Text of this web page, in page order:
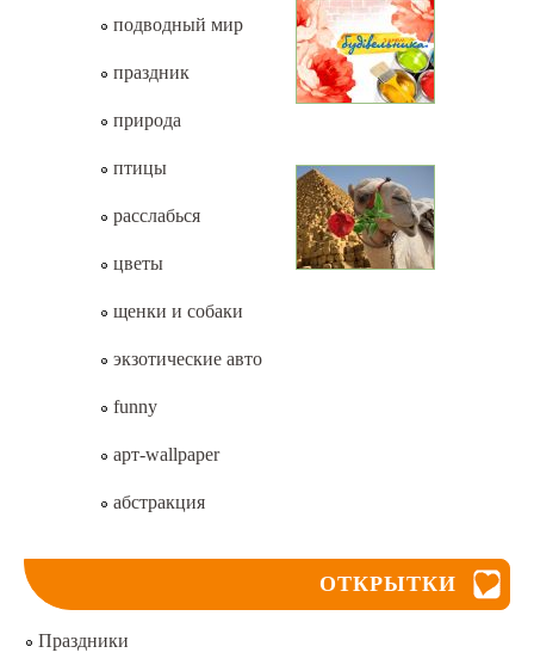
подводный мир
праздник
природа
птицы
расслабься
цветы
щенки и собаки
экзотические авто
funny
арт-wallpaper
абстракция
ОТКРЫТКИ
Праздники